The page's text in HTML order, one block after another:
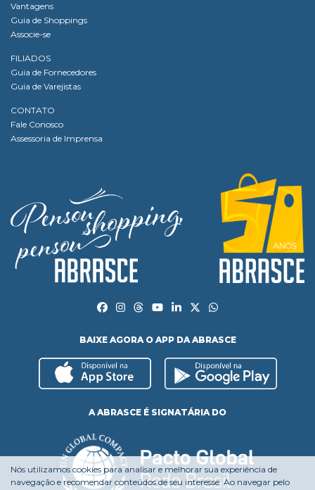
Vantagens
Guia de Shoppings
Associe-se
FILIADOS
Guia de Fornecedores
Guia de Varejistas
CONTATO
Fale Conosco
Assessoria de Imprensa
BAIXE AGORA O APP DA ABRASCE
A ABRASCE É SIGNATÁRIA DO
Nós utilizamos cookies para analisar e melhorar sua experiência de
navegação e recomendar conteúdos de seu interesse. Ao navegar pelo